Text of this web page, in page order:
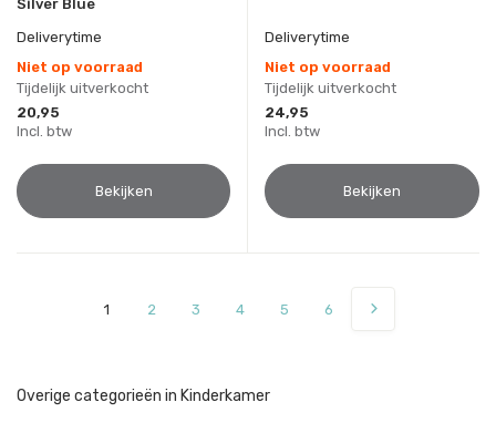
Silver Blue
Deliverytime
Niet op voorraad
Tijdelijk uitverkocht
20,95
Incl. btw
Bekijken
Deliverytime
Niet op voorraad
Tijdelijk uitverkocht
24,95
Incl. btw
Bekijken
1 2 3 4 5 6
Overige categorieën in Kinderkamer